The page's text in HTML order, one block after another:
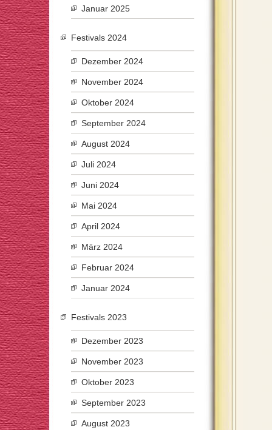
Januar 2025
Festivals 2024
Dezember 2024
November 2024
Oktober 2024
September 2024
August 2024
Juli 2024
Juni 2024
Mai 2024
April 2024
März 2024
Februar 2024
Januar 2024
Festivals 2023
Dezember 2023
November 2023
Oktober 2023
September 2023
August 2023